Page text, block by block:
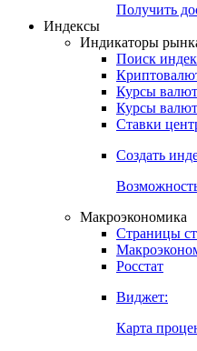
Получить
Индексы
Индикаторы
Поиск
Курсы
Курсы
Ставки
Создать
Макроэкономика
Страницы
Росстат
Виджет:
Карта